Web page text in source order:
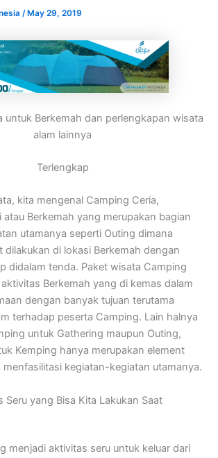
/ May 29, 2019
untuk Berkemah dan perlengkapan wisata
alam lainnya
Terlengkap
kita mengenal Camping Ceria,
Berkemah yang merupakan bagian
utamanya seperti Outing dimana
dilakukan di lokasi Berkemah dengan
didalam tenda. Paket wisata Camping
Berkemah yang di kemas dalam
dengan banyak tujuan terutama
terhadap peserta Camping. Lain halnya
untuk Gathering maupun Outing,
Kemping hanya merupakan element
kegiatan-kegiatan utamanya.
Seru yang Bisa Kita Lakukan Saat
menjadi aktivitas seru untuk keluar dari